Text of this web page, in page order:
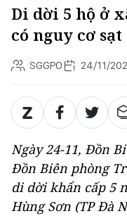
Di dời 5 hộ ở
có nguy cơ
SGGPO 24/11/
Ngày 24-11, Đồn
Đồn Biên phòng
di dời khẩn cấp 5
Hùng Sơn (TP Đà